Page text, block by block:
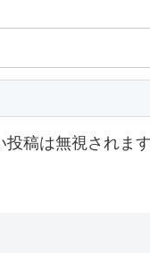
投稿は無視されま